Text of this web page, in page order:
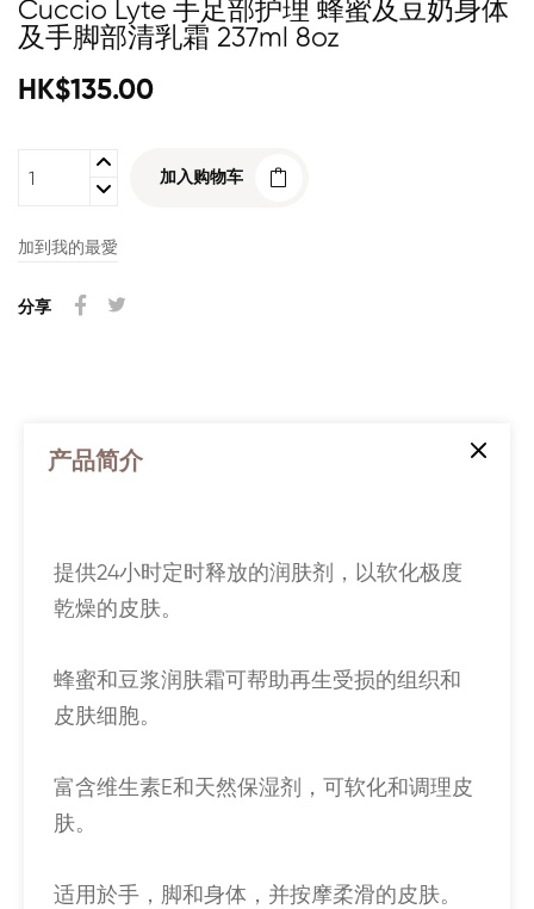
Cuccio Lyte 手足部护理 蜂蜜及豆奶身体
及手脚部清乳霜 237ml 8oz
HK$135.00
加入购物车
加到我的最愛
分享
产品简介
提供24小时定时释放的润肤剂，以软化极度
乾燥的皮肤。
蜂蜜和豆浆润肤霜可帮助再生受损的组织和
皮肤细胞。
富含维生素E和天然保湿剂，可软化和调理皮
肤。
适用於手，脚和身体，并按摩柔滑的皮肤。